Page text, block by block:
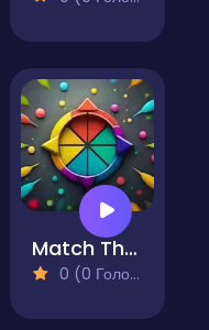
Match The Hues
0 (0 Голосів)